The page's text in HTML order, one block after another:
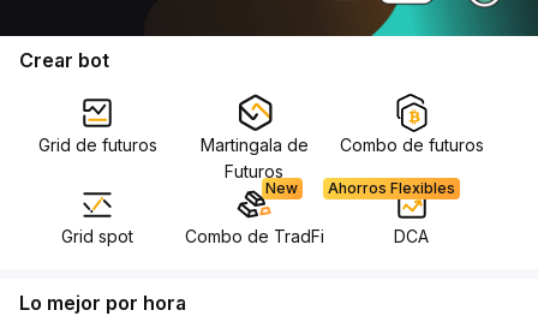
Crear bot
Grid de futuros
Martingala de
Futuros
Combo de futuros
Grid spot
New
Combo de TradFi
Ahorros Flexibles
DCA
Lo mejor por hora